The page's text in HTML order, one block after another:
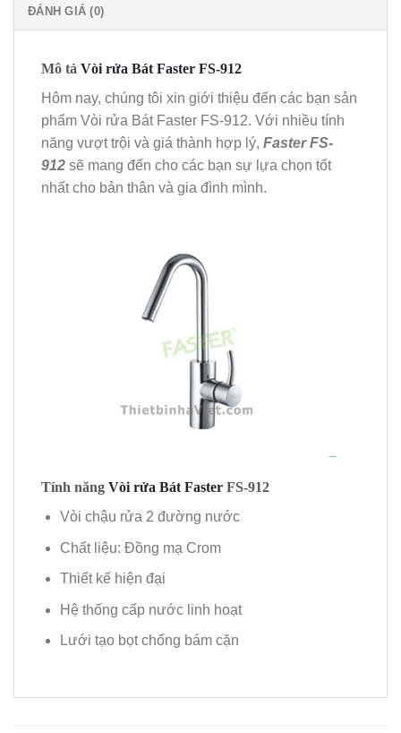
ĐÁNH GIÁ (0)
Mô tả Vòi rửa Bát Faster FS-912
Hôm nay, chúng tôi xin giới thiệu đến các bạn sản
phẩm Vòi rửa Bát Faster FS-912. Với nhiều tính
năng vượt trội và giá thành hợp lý, Faster FS-
912 sẽ mang đến cho các bạn sự lựa chọn tốt
nhất cho bản thân và gia đình mình.
Tính năng Vòi rửa Bát Faster FS-912
Vòi chậu rửa 2 đường nước
Chất liệu: Đồng mạ Crom
Thiết kế hiện đại
Hệ thống cấp nước linh hoạt
Lưới tạo bọt chống bám cặn